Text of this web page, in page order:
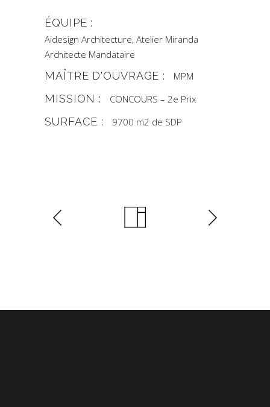
ÉQUIPE :
Aidesign Architecture, Atelier Miranda
Architecte Mandataire
MAÎTRE D'OUVRAGE : MPM
MISSION : CONCOURS – 2e Prix
SURFACE : 9700 m2 de SDP